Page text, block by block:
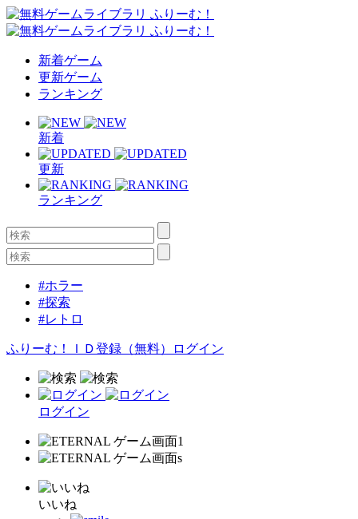
新着ゲーム
更新ゲーム
ランキング
新着
更新
ランキング
#ホラー
#探索
#レトロ
ふりーむ！ＩＤ登録（無料） ログイン
ログイン
いいね